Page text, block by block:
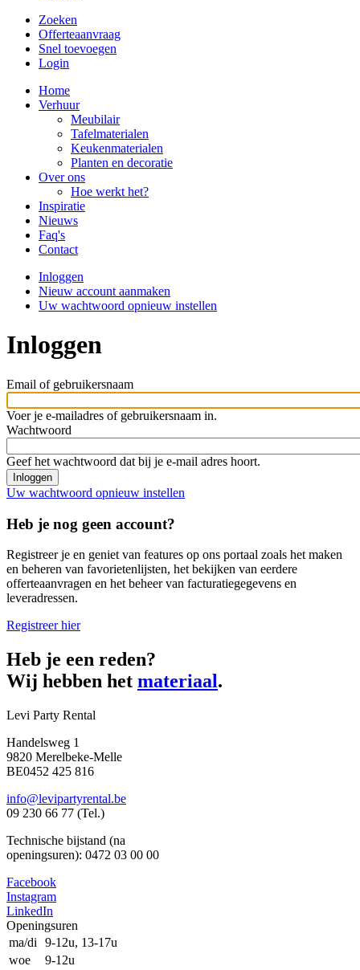
Zoeken
Offerteaanvraag
Snel toevoegen
Login
Main
navigation
Home
Verhuur
Meubilair
Tafelmaterialen
Keukenmaterialen
Planten en decoratie
Over ons
Hoe werkt het?
Inspiratie
Nieuws
Faq's
Contact
Primaire
tabs
Inloggen
tabblad)
Nieuw account aanmaken
Uw wachtwoord opnieuw instellen
Inloggen
Email of gebruikersnaam
Voer je e-mailadres of gebruikersnaam in.
Wachtwoord
Geef het wachtwoord dat bij je e-mail adres hoort.
Uw wachtwoord opnieuw instellen
Heb je nog geen account?
Registreer je en geniet van features op ons portaal zoals het maken
en beheren van favorietenlijsten, het bekijken van eerdere
offerteaanvragen en het beheer van facturatiegegevens en
leveradressen.
Registreer hier
Heb je een reden?
Wij hebben het materiaal.
Levi Party Rental
Handelsweg 1
9820 Merelbeke-Melle
BE0452 425 816
info@levipartyrental.be
09 230 66 77 (Tel.)
Technische bijstand (na
openingsuren): 0472 03 00 00
Facebook
Instagram
LinkedIn
Openingsuren
ma/di
9-12u, 13-17u
woe
9-12u